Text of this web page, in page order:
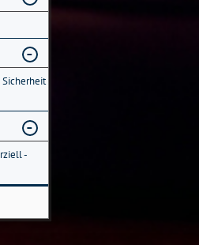
Sicherheit
-